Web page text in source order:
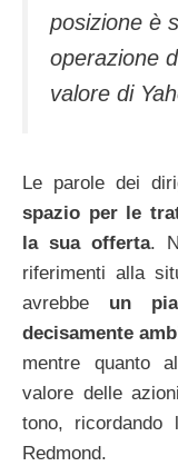
posizione è
operazione
valore di
Le parole dei
spazio per le
la sua offerta.
riferimenti alla
avrebbe un
decisamente
mentre quanto
valore delle
tono,
Redmond.